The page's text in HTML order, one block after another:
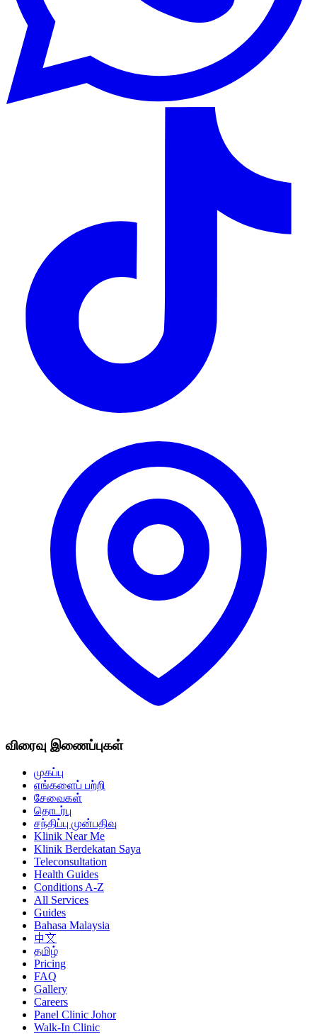
விரைவு இணைப்புகள்
முகப்பு
எங்களைப் பற்றி
சேவைகள்
தொடர்பு
சந்திப்பு முன்பதிவு
Klinik Near Me
Klinik Berdekatan Saya
Teleconsultation
Health Guides
Conditions A-Z
All Services
Guides
Bahasa Malaysia
中文
தமிழ்
Pricing
FAQ
Gallery
Careers
Panel Clinic Johor
Walk-In Clinic